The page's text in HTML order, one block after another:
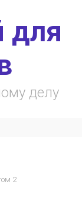
для
делу
2